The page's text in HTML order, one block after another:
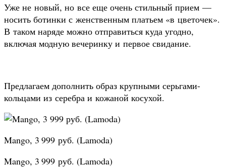
Уже не новый, но все еще очень стильный прием —
носить ботинки с женственным платьем «в цветочек».
В таком наряде можно отправиться куда угодно,
включая модную вечеринку и первое свидание.
Предлагаем дополнить образ крупными серьгами-
кольцами из серебра и кожаной косухой.
Mango, 3 999 руб. (Lamoda)
Mango, 3 999 руб. (Lamoda)